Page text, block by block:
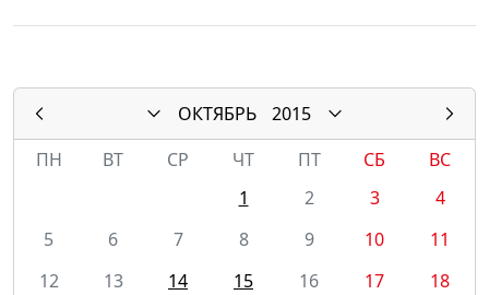
ОКТЯБРЬ
2015
ПН
ВТ СР ЧТ ПТ СБ
ВС
1
2 3
4
5
6 7 8 9 10
11
12
13 14 15 16 17
18